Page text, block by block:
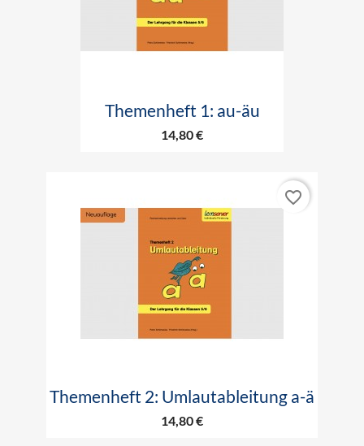
Themenheft 1: au-äu
14,80 €
Themenheft 2: Umlautableitung a-ä
14,80 €
favorite_border